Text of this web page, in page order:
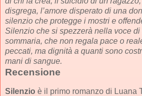
disgrega, l’amore disperato di una
silenzio che protegge i mostri e
Silenzio che si spezzerà nella voce di
sommaria, che non regala pace o
peccati, ma dignità a quanti sono
mani di sangue.
Recensione
Silenzio è il primo romanzo di Luana